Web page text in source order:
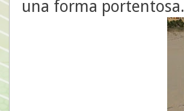
una forma portentosa.